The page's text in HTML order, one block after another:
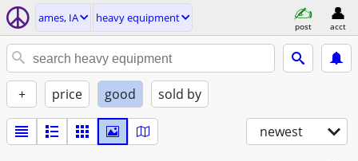
ames, IA heavy equipment
post acct
+ price good sold by
newest